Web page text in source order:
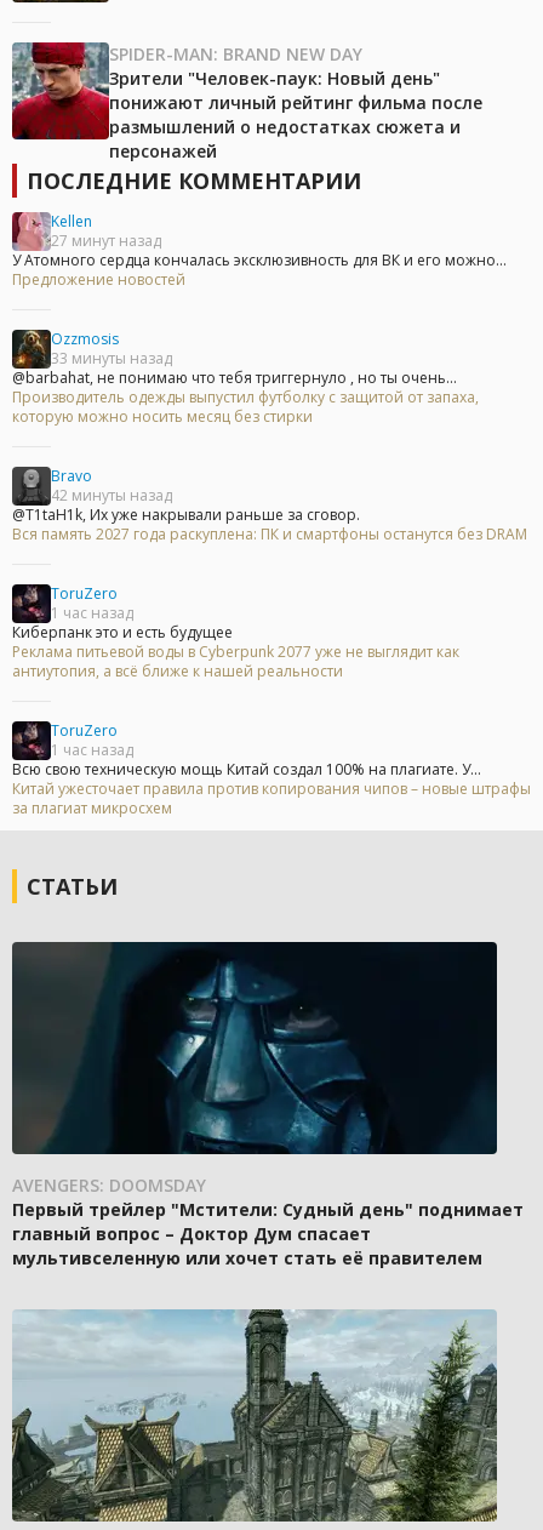
SPIDER-MAN: BRAND NEW DAY
Зрители "Человек-паук: Новый день"
понижают личный рейтинг фильма после
размышлений о недостатках сюжета и
персонажей
ПОСЛЕДНИЕ КОММЕНТАРИИ
Kellen
27 минут назад
У Атомного сердца кончалась эксклюзивность для ВК и его можно...
Предложение новостей
Ozzmosis
33 минуты назад
@barbahat, не понимаю что тебя триггернуло , но ты очень...
Производитель одежды выпустил футболку с защитой от запаха,
которую можно носить месяц без стирки
Bravo
42 минуты назад
@T1taH1k, Их уже накрывали раньше за сговор.
Вся память 2027 года раскуплена: ПК и смартфоны останутся без DRAM
ToruZero
1 час назад
Киберпанк это и есть будущее
Реклама питьевой воды в Cyberpunk 2077 уже не выглядит как
антиутопия, а всё ближе к нашей реальности
ToruZero
1 час назад
Всю свою техническую мощь Китай создал 100% на плагиате. У...
Китай ужесточает правила против копирования чипов – новые штрафы
за плагиат микросхем
СТАТЬИ
AVENGERS: DOOMSDAY
Первый трейлер "Мстители: Судный день" поднимает
главный вопрос – Доктор Дум спасает
мультивселенную или хочет стать её правителем